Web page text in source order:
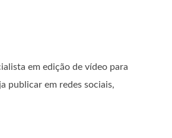
em edição de vídeo para
publicar em redes sociais,